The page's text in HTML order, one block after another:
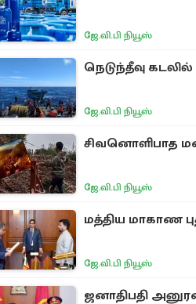
ஜே.வி.பி நியூஸ்
நெடுந்தீவு
ஜே.வி.பி நியூஸ்
சிவனொளிபாத
ஜே.வி.பி நியூஸ்
மத்திய மாகாண
ஜே.வி.பி நியூஸ்
ஜனாதிபதி